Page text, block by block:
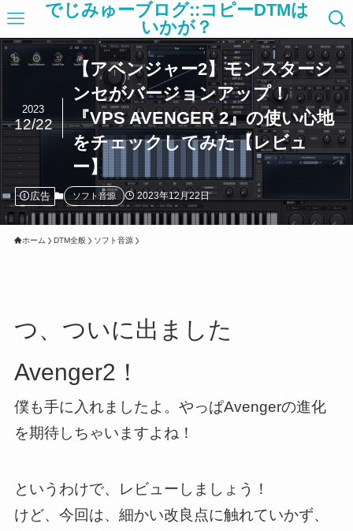
でじみゅーブログ::コピーDTMは
いかが？
【アベンジャー2】モンスターシ
ンセがバージョンアップ！
『VPS AVENGER 2』の使い心地
をチェックしてみた【レビュ
ー】
2023
12/22
広告 ソフト音源 2023年12月22日
ホーム DTM全般 ソフト音源
つ、ついに出ました
Avenger2！
僕も手に入れましたよ。やっぱAvengerの進化
を期待しちゃいますよね！
というわけで、レビューしましょう！
けど、今回は、細かい改良点に触れていかず、